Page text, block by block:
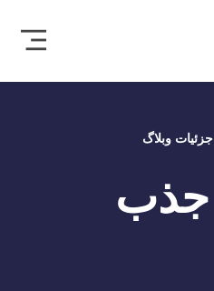
جزئیات وبلاگ
جذب